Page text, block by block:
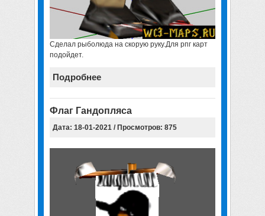
Сделал рыболюда на скорую руку.Для рпг карт
подойдет.
Подробнее
Флаг Гандопляса
Дата: 18-01-2021 / Просмотров: 875